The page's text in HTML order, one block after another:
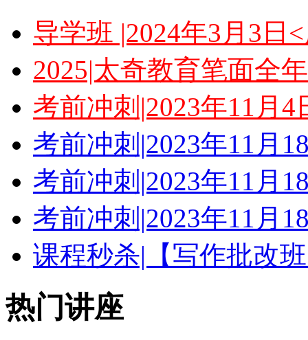
导学班 |2024年3月3日
2025|太奇教育笔面全
考前冲刺|2023年11月
考前冲刺|2023年11月
考前冲刺|2023年11月
考前冲刺|2023年11月
课程秒杀|【写作批改
热门讲座